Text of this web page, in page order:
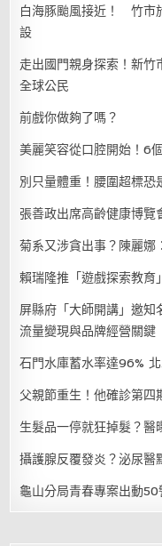
白海豚颱風接近！ 竹市
設
走出國門親身探索！新
全球公民
前戲你做夠了嗎？
美麗笑容從口腔開始！6
別只量體重！腰圍超標
張善政出席高齡健康博覽
菊系又涉貪出事？陳麗娜
賴瑞隆推「遊戲探索教
屏縣府「大師開講」邀
流量變現與品牌經營關鍵
石門水庫蓄水率達96%
父親節重生！他確診第
生髮品一停就狂掉髮？
攝護腺反覆發炎？泌尿
龜山分局青春專案出動